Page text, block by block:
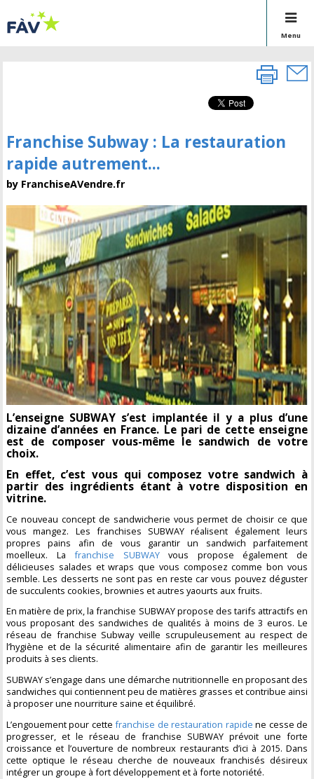
Menu
Franchise Subway : La restauration
rapide autrement...
by FranchiseAVendre.fr
L’enseigne SUBWAY s’est implantée il y a plus d’une
dizaine d’années en France. Le pari de cette enseigne
est de composer vous-même le sandwich de votre
choix.
En effet, c’est vous qui composez votre sandwich à
partir des ingrédients étant à votre disposition en
vitrine.
Ce nouveau concept de sandwicherie vous permet de choisir ce que
vous mangez. Les franchises SUBWAY réalisent également leurs
propres pains afin de vous garantir un sandwich parfaitement
moelleux. Lafranchise SUBWAYvous propose également de
délicieuses salades et wraps que vous composez comme bon vous
semble. Les desserts ne sont pas en reste car vous pouvez déguster
de succulents cookies, brownies et autres yaourts aux fruits.
En matière de prix, la franchise SUBWAY propose des tarifs attractifs en
vous proposant des sandwiches de qualités à moins de 3 euros. Le
réseau de franchise Subway veille scrupuleusement au respect de
l’hygiène et de la sécurité alimentaire afin de garantir les meilleures
produits à ses clients.
SUBWAY s’engage dans une démarche nutritionnelle en proposant des
sandwiches qui contiennent peu de matières grasses et contribue ainsi
à proposer une nourriture saine et équilibré.
L’engouement pour cettefranchise de restauration rapide ne cesse de
progresser, et le réseau de franchise SUBWAY prévoit une forte
croissance et l’ouverture de nombreux restaurants d’ici à 2015. Dans
cette optique le réseau cherche de nouveaux franchisés désireux
intégrer un groupe à fort développement et à forte notoriété.